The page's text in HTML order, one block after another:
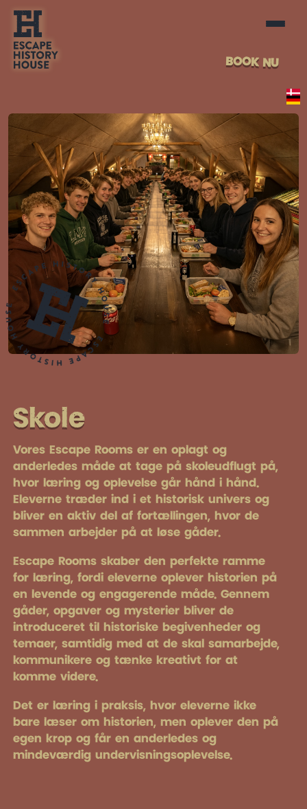
BOOK NU
Skole
Vores Escape Rooms er en oplagt og
anderledes måde at tage på skoleudflugt på,
hvor læring og oplevelse går hånd i hånd.
Eleverne træder ind i et historisk univers og
bliver en aktiv del af fortællingen, hvor de
sammen arbejder på at løse gåder.
Escape Rooms skaber den perfekte ramme
for læring, fordi eleverne oplever historien på
en levende og engagerende måde. Gennem
gåder, opgaver og mysterier bliver de
introduceret til historiske begivenheder og
temaer, samtidig med at de skal samarbejde,
kommunikere og tænke kreativt for at
komme videre.
Det er læring i praksis, hvor eleverne ikke
bare læser om historien, men oplever den på
egen krop og får en anderledes og
mindeværdig undervisningsoplevelse.